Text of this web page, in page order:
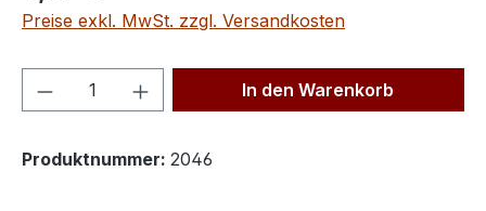
Preise exkl. MwSt. zzgl. Versandkosten
Produkt Anzahl: Gib denIn den Warenkorb
Produktnummer: 2046